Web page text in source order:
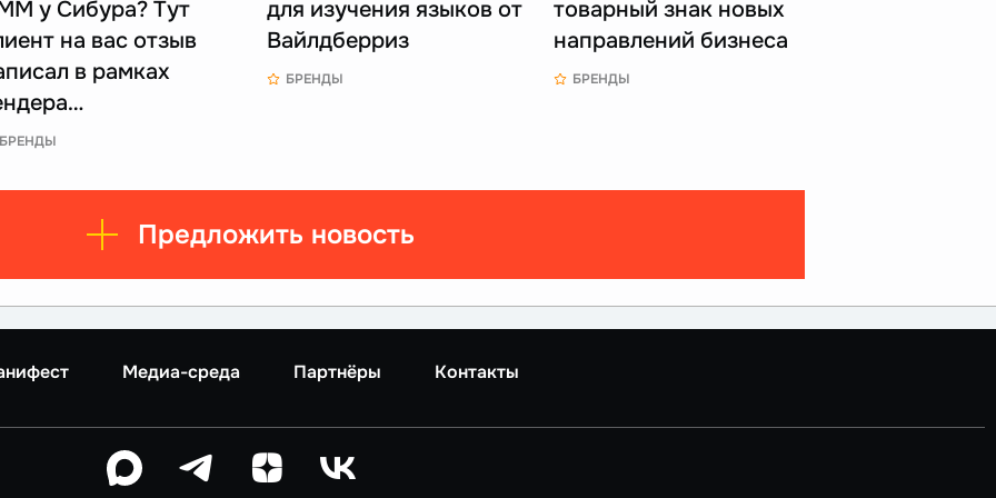
у Сибура? Тут
на вас отзыв
в рамках
БРЕНДЫ
для изучения языков от
Вайлдберриз
БРЕНДЫ
товарный знак новых
направлений бизнеса
БРЕНДЫ
Предложить новость
Медиа-среда Партнёры Контакты